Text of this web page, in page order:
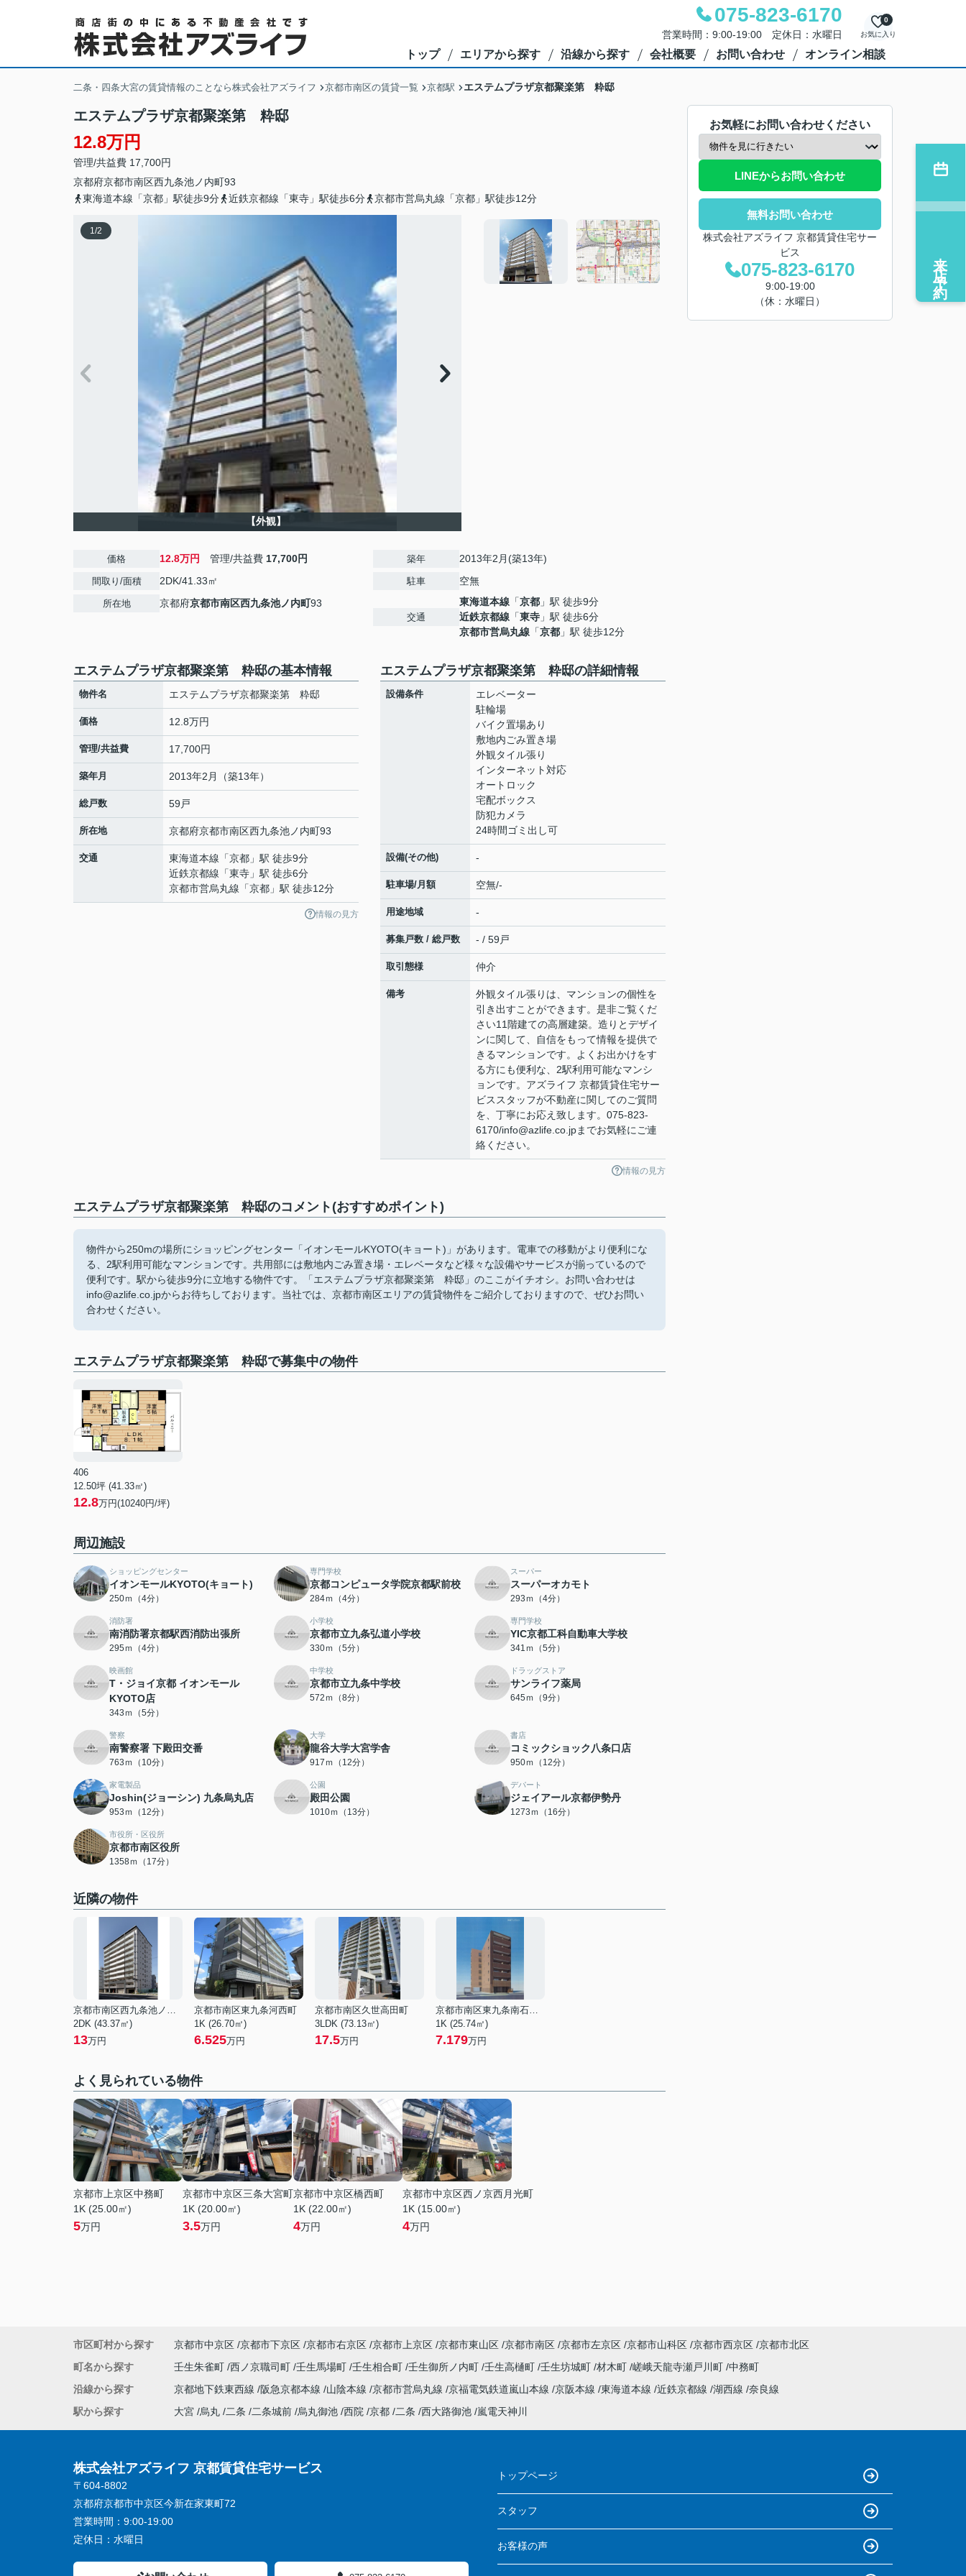
075-823-6170
営業時間：9:00-19:00 定休日：水曜日 お気に入り
0
トップ エリアから探す 沿線から探す 会社概要 お問い合わせ オンライン相談
二条・四条大宮の賃貸情報のことなら株式会社アズライフ 京都市南区の賃貸一覧 京都駅 エステムプラザ京都聚楽第 粋邸
エステムプラザ京都聚楽第 粋邸
12.8万円
管理/共益費 17,700円
京都府京都市南区西九条池ノ内町93
東海道本線「京都」駅徒歩9分
近鉄京都線「東寺」駅徒歩6分 京都市営烏丸線「京都」駅徒歩12分
1/2
【外観】
価格 12.8万円 管理/共益費 17,700円
間取り/面積 2DK/41.33㎡
所在地 京都府京都市南区西九条池ノ内町93
築年 2013年2月(築13年)
駐車 空無
交通
東海道本線 「京都 」駅 徒歩9分
近鉄京都線 「東寺 」駅 徒歩6分
京都市営烏丸線 「京都 」駅 徒歩12分
エステムプラザ京都聚楽第 粋邸の基本情報
物件名 エステムプラザ京都聚楽第 粋邸
価格 12.8万円
管理/共益費 17,700円
築年月 2013年2月（築13年）
総戸数 59戸
所在地 京都府京都市南区西九条池ノ内町93
交通 東海道本線 「京都 」駅 徒歩9分
近鉄京都線 「東寺 」駅 徒歩6分
京都市営烏丸線 「京都 」駅 徒歩12分
情報の見方
エステムプラザ京都聚楽第 粋邸の詳細情報
設備条件
エレベーター
駐輪場
バイク置場あり
敷地内ごみ置き場
外観タイル張り
インターネット対応
オートロック
宅配ボックス
防犯カメラ
24時間ゴミ出し可
設備(その他) -
駐車場/月額 空無/-
用途地域 -
募集戸数 / 総戸数 - / 59戸
取引態様 仲介
備考
外観タイル張りは、マンションの個性を
引き出すことができます。是非ご覧くだ
さい11階建ての高層建築。造りとデザイ
ンに関して、自信をもって情報を提供で
きるマンションです。よくお出かけをす
る方にも便利な、2駅利用可能なマンシ
ョンです。アズライフ 京都賃貸住宅サー
ビススタッフが不動産に関してのご質問
を、丁寧にお応え致します。075-823-
6170/info@azlife.co.jpまでお気軽にご連
絡ください。
情報の見方
エステムプラザ京都聚楽第 粋邸のコメント(おすすめポイント)
物件から250mの場所にショッピングセンター「イオンモールKYOTO(キョート)」があります。電車での移動がより便利にな
る、2駅利用可能なマンションです。共用部には敷地内ごみ置き場・エレベータなど様々な設備やサービスが揃っているので
便利です。駅から徒歩9分に立地する物件です。「エステムプラザ京都聚楽第 粋邸」のここがイチオシ。お問い合わせは
info@azlife.co.jpからお待ちしております。当社では、京都市南区エリアの賃貸物件をご紹介しておりますので、ぜひお問い
合わせください。
エステムプラザ京都聚楽第 粋邸で募集中の物件
406
12.50坪 (41.33㎡)
12.8万円(10240円/坪)
周辺施設
ショッピングセンター
イオンモールKYOTO(キョート)
250ｍ（4分）
専門学校
京都コンピュータ学院京都駅前校
284ｍ（4分）
スーパー
スーパーオカモト
293ｍ（4分）
消防署
南消防署京都駅西消防出張所
295ｍ（4分）
小学校
京都市立九条弘道小学校
330ｍ（5分）
専門学校
YIC京都工科自動車大学校
341ｍ（5分）
映画館
T・ジョイ京都 イオンモール
KYOTO店
343ｍ（5分）
中学校
京都市立九条中学校
572ｍ（8分）
ドラッグストア
サンライフ薬局
645ｍ（9分）
警察
南警察署 下殿田交番
763ｍ（10分）
大学
龍谷大学大宮学舎
917ｍ（12分）
書店
コミックショック八条口店
950ｍ（12分）
家電製品
Joshin(ジョーシン) 九条烏丸店
953ｍ（12分）
公園
殿田公園
1010ｍ（13分）
デパート
ジェイアール京都伊勢丹
1273ｍ（16分）
市役所・区役所
京都市南区役所
1358ｍ（17分）
近隣の物件
京都市南区西九条池ノ内町
2DK (43.37㎡)
13万円
京都市南区東九条河西町
1K (26.70㎡)
6.525万円
京都市南区久世高田町
3LDK (73.13㎡)
17.5万円
京都市南区東九条南石田町
1K (25.74㎡)
7.179万円
よく見られている物件
京都市上京区中務町
1K (25.00㎡)
5万円
京都市中京区三条大宮町
1K (20.00㎡)
3.5万円
京都市中京区橋西町
1K (22.00㎡)
4万円
京都市中京区西ノ京西月光町
1K (15.00㎡)
4万円
お気軽にお問い合わせください
LINEからお問い合わせ
無料お問い合わせ
株式会社アズライフ 京都賃貸住宅サー
ビス
075-823-6170
9:00-19:00
（休：水曜日）
来店予約
市区町村から探す 京都市中京区 京都市下京区 京都市右京区 京都市上京区 京都市東山区 京都市南区 京都市左京区 京都市山科区 京都市西京区 京都市北区
町名から探す
壬生朱雀町 西ノ京職司町 壬生馬場町 壬生相合町 壬生御所ノ内町 壬生高樋町 壬生坊城町 材木町 嵯峨天龍寺瀬戸川町 中務町
沿線から探す
京都地下鉄東西線 阪急京都本線 山陰本線 京都市営烏丸線 京福電気鉄道嵐山本線 京阪本線 東海道本線 近鉄京都線 湖西線 奈良線
駅から探す
大宮 烏丸 二条 二条城前 烏丸御池 西院 京都 二条 西大路御池 嵐電天神川
株式会社アズライフ 京都賃貸住宅サービス
〒604-8802
京都府京都市中京区今新在家東町72
営業時間： 9:00-19:00
定休日： 水曜日
トップページ
スタッフ
お客様の声